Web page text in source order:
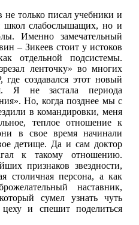
только писал учебники и
школ слабослышащих, но и
Именно замечательный
– Зикеев стоит у истоков
отдельной подсистемы.
ленточку» во многих
создавался этот новый
Я не застала периода
Но, когда позднее мы с
в командировки, меня
теплое отношение к
в свое время начинали
детище. Да и сам доктор
к такому отношению.
признаков звездности,
столичная персона, а как
наставник,
сумел узнать чуть
и спешит поделиться